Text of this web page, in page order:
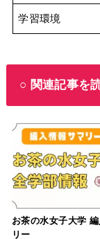
学習環境
○ 関連記事を
お茶の水女子大学
リー